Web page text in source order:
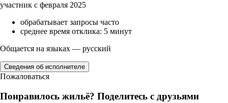
участник с февраля 2025
обрабатывает запросы часто
среднее время отклика: 5 минут
Общается на языках — русский
Сведения об исполнителе
Пожаловаться
Понравилось жильё? Поделитесь с друзьями